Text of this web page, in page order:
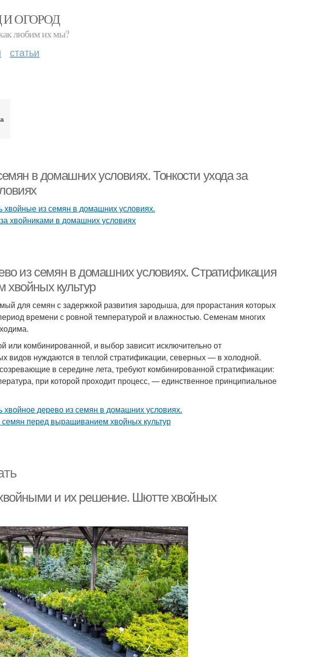
ОГОРОД
любим их мы?
статьи
в домашних условиях. Тонкости ухода за
из семян в домашних условиях. Стратификация
культур
для семян с задержкой развития зародыша, для прорастания которых
времени с ровной температурой и влажностью. Семенам многих
или комбинированной, и выбор зависит исключительно от
видов нуждаются в теплой стратификации, северных — в холодной.
в середине лета, требуют комбинированной стратификации:
при которой проходит процесс, — единственное принципиальное
и их решение. Шютте хвойных